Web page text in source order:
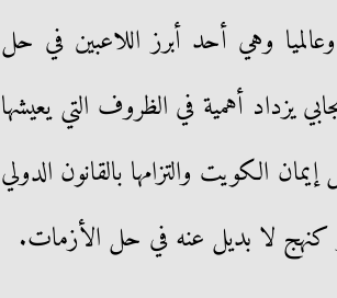
وهي أحد أبرز اللاعبين في حل
يزداد أهمية في الظروف التي يعيشها
الكويت والتزامها بالقانون الدولي
كنهج لا بديل عنه في حل الأزمات.